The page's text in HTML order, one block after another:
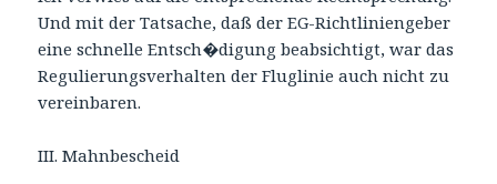
Und mit der Tatsache, daß der EG-Richtliniengeber
eine schnelle Entsch�digung beabsichtigt, war das
Regulierungsverhalten der Fluglinie auch nicht zu
vereinbaren.
III. Mahnbescheid